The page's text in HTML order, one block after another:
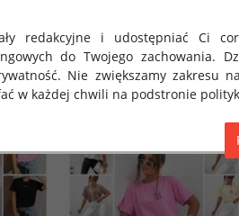
redakcyjne i udostępniać Ci
do Twojego zachowania.
Nie zwiększamy zakresu
w każdej chwili na podstronie
Europejskiego i Rady (UE)
z przetwarzaniem danych
95/46/WE (określane jako
W związku z tym chcielibyśmy
odbywa się to po dniu 25 maja